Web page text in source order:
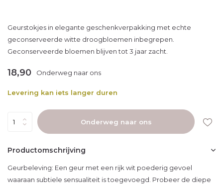
Geurstokjes in elegante geschenkverpakking met echte
geconserveerde witte droogbloemen inbegrepen.
Geconserveerde bloemen blijven tot 3 jaar zacht.
18,90 Onderweg naar ons
Levering kan iets langer duren
Onderweg naar ons
Productomschrijving
Geurbeleving: Een geur met een rijk wit poederig gevoel
waaraan subtiele sensualiteit is toegevoegd. Probeer de diepe